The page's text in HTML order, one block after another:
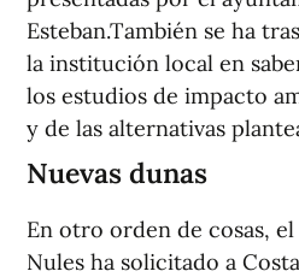
Esteban.También se ha
la institución local en
los estudios de impacto
y de las alternativas
Nuevas dunas
En otro orden de cosas,
Nules ha solicitado a